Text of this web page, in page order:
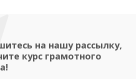
на нашу рассылку,
курс грамотного